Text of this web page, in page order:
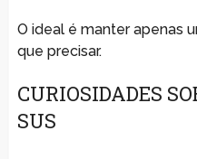
O ideal é manter apenas
que precisar.
CURIOSIDADES
SUS